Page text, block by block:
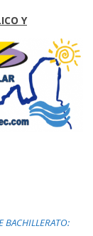
Y
BACHILLERATO: